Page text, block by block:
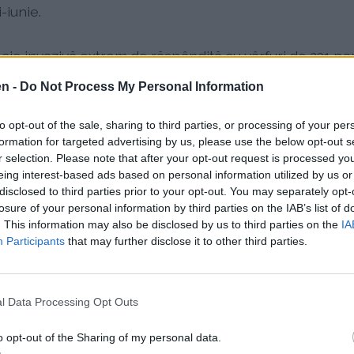
- Do Not Process My Personal Information
opt-out of the sale, sharing to third parties, or processing of your
for targeted advertising by us, please use the below opt-out
selection. Please note that after your opt-out request is processed
interest-based ads based on personal information utilized by us
to third parties prior to your opt-out. You may separately
of your personal information by third parties on the IAB’s list of
This information may also be disclosed by us to third parties on the
Participants that may further disclose it to other third parties.
Data Processing Opt Outs
opt-out of the Sharing of my personal data.
iunie.
invazivă extrem de răspândită cu vârfuri de 231
până în 2041-2060
62% din totalul polenului în iunie-iulie, cu
ani
scăzută-moderată, inclusiv plop argintiu,
în Europa Centrală
sfârșitul verii și toamna, cu alergicitate moderată
ridicate prelungesc sezoanele de
alergene. Lipsa unei stații de monitorizare
urmărirea precisă locală, dar datele din